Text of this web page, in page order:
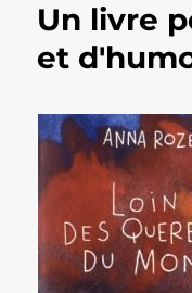
Un livre
et